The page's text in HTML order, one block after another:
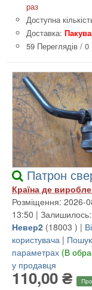
раз
Доступна
Доставка:
59 Переглядів / 0
Патрон
Країна де
Розміщення: 2026-
13:50 | Залишилось:
Невер2 (18003 ) |
користувача |
параметрах (В
у продавця
110,00 ₴